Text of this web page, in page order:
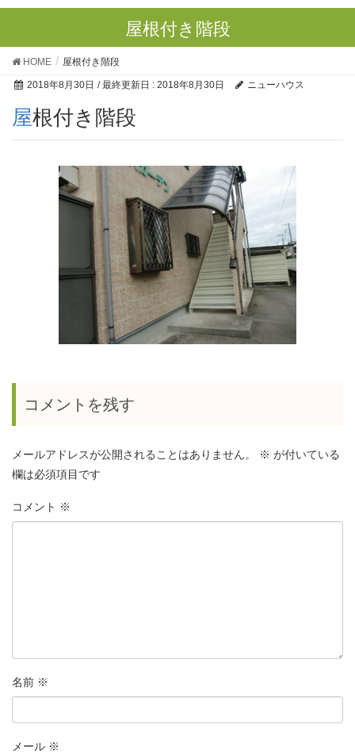
屋根付き階段
HOME 屋根付き階段
2018年8月30日 / 最終更新日 : 2018年8月30日 ニューハウス
屋根付き階段
コメントを残す
メールアドレスが公開されることはありません。 ※ が付いている
欄は必須項目です
コメント ※
名前 ※
メール ※